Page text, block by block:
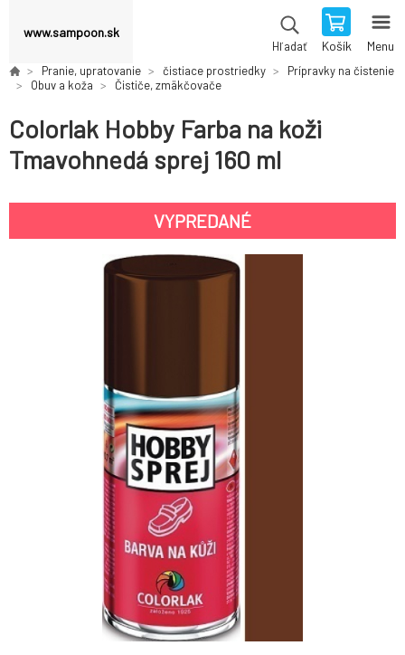
www.sampoon.sk
Hľadať Košík Menu
Pranie, upratovanie čistiace prostriedky
Prípravky na čistenie
Obuv a koža
Čističe, zmäkčovače
Colorlak Hobby Farba na koži
Tmavohnedá sprej 160 ml
VYPREDANÉ